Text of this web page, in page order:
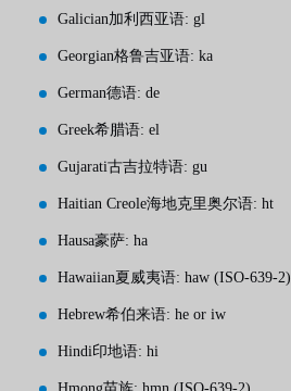
Galician加利西亚语: gl
Georgian格鲁吉亚语: ka
German德语: de
Greek希腊语: el
Gujarati古吉拉特语: gu
Haitian Creole海地克里奥尔语: ht
Hausa豪萨: ha
Hawaiian夏威夷语: haw (ISO-639-2)
Hebrew希伯来语: he or iw
Hindi印地语: hi